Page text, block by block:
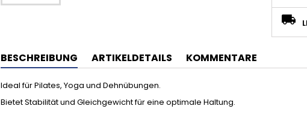
BESCHREIBUNG ARTIKELDETAILS KOMMENTARE
Ideal für Pilates, Yoga und Dehnübungen.
Bietet Stabilität und Gleichgewicht für eine optimale Haltung.